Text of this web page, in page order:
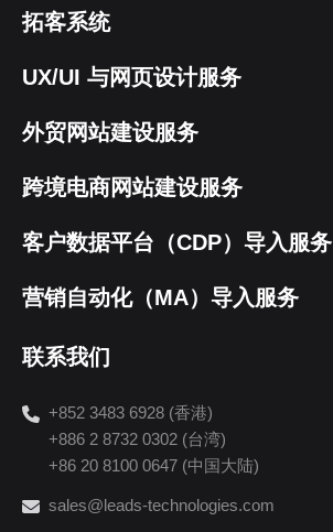
拓客系统
UX/UI 与网页设计服务
外贸网站建设服务
跨境电商网站建设服务
客户数据平台（CDP）导入服务
营销自动化（MA）导入服务
联系我们
+852 3483 6928 (香港)
+886 2 8732 0302 (台湾)
+86 20 8100 0647 (中国大陆)
sales@leads-technologies.com